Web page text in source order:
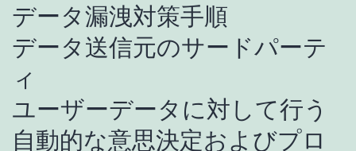
データ漏洩対策手順
データ送信元のサードパーテ
ィ
ユーザーデータに対して行う
自動的な意思決定およびプロ